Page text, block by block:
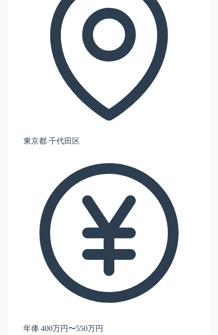
東京都 千代田区
年俸 400万円〜550万円